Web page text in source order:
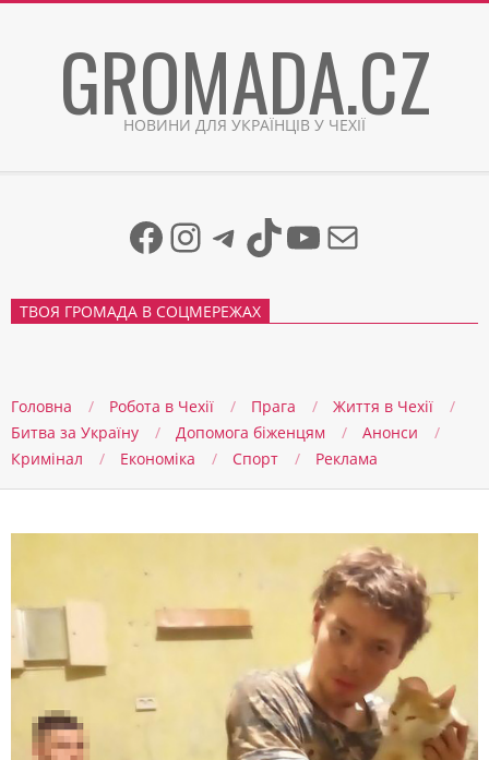
GROMADA.CZ
НОВИНИ ДЛЯ УКРАЇНЦІВ У ЧЕХІЇ
Facebook
Instagram
Telegram
TikTok
YouTube
Mail
ТВОЯ ГРОМАДА В СОЦМЕРЕЖАХ
Головна Робота в Чехії Прага
Життя в Чеxії
Битва за Україну
Допомога біженцям
Анонси
Кримінал
Економіка Спорт Реклама